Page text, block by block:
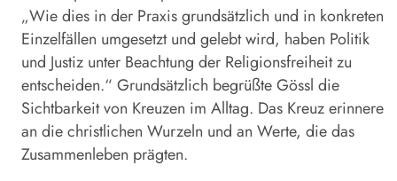
„Wie dies in der Praxis grundsätzlich und in konkreten
Einzelfällen umgesetzt und gelebt wird, haben Politik
und Justiz unter Beachtung der Religionsfreiheit zu
entscheiden.“ Grundsätzlich begrüßte Gössl die
Sichtbarkeit von Kreuzen im Alltag. Das Kreuz erinnere
an die christlichen Wurzeln und an Werte, die das
Zusammenleben prägten.